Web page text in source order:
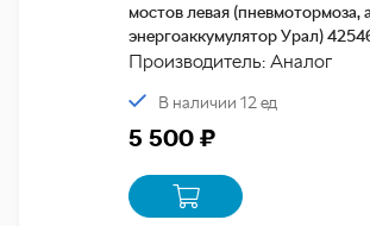
мостов левая (пневмотормоза,
энергоаккумулятор Урал)
Производитель: Аналог
В наличии 12 ед
5 500 ₽